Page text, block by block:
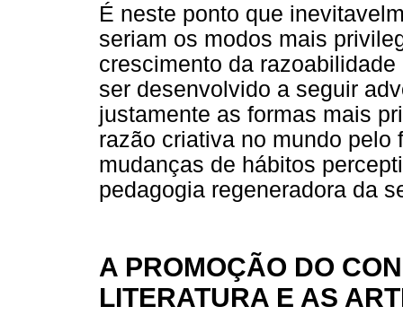
É neste ponto que
seriam os modos mais
crescimento da
ser desenvolvido a seguir
justamente as formas mais
razão criativa no mundo pelo
mudanças de hábitos
pedagogia regeneradora da
A PROMOÇÃO DO
LITERATURA E AS